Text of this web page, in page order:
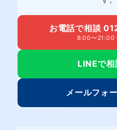
お電話で相談
8:00〜21:00
LINEで相
メールフォ